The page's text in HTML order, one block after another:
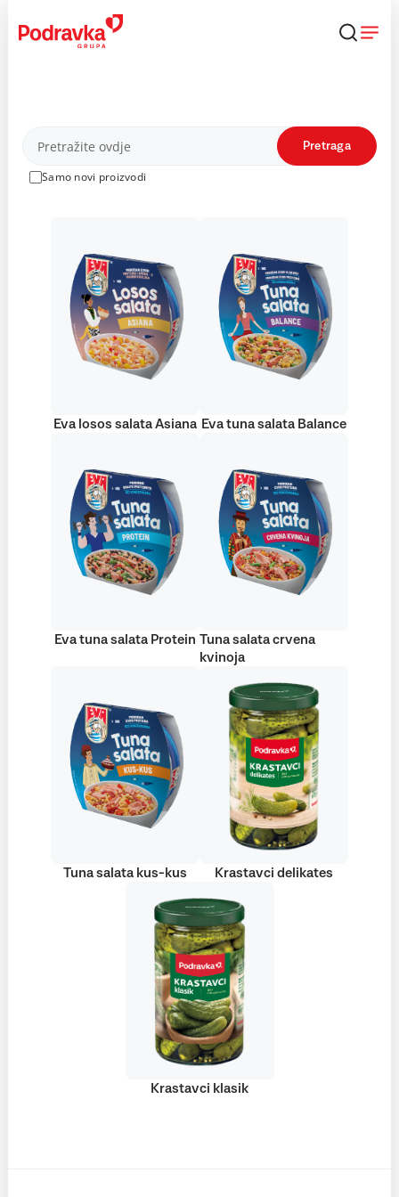
content
Proizvodi
Samo novi proizvodi
Pretraga
Eva losos salata Asiana Eva tuna salata Balance
Eva tuna salata Protein Tuna salata crvena
kvinoja
Tuna salata kus-kus Krastavci delikates
Krastavci klasik